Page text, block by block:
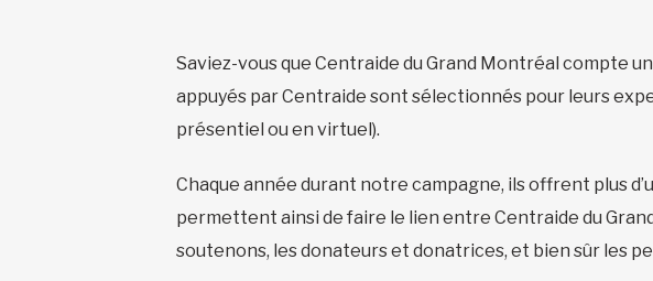
Saviez-vous que Centraide du Grand Montréal compte
appuyés par Centraide sont sélectionnés pour leurs
présentiel ou en virtuel).
Chaque année durant notre campagne, ils offrent plus
permettent ainsi de faire le lien entre Centraide du
soutenons, les donateurs et donatrices, et bien sûr les